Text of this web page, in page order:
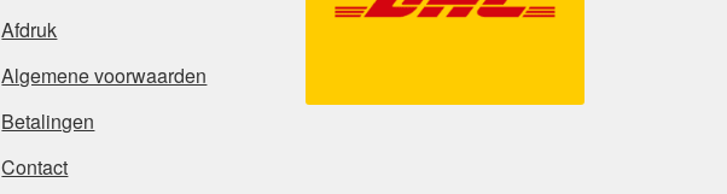
Afdruk
Algemene voorwaarden
Betalingen
Contact